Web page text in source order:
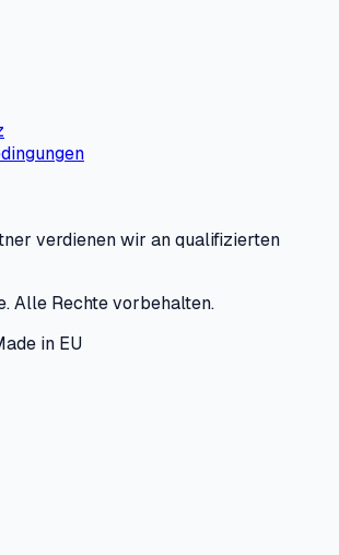
verdienen wir an qualifizierten
Alle Rechte vorbehalten.
in EU